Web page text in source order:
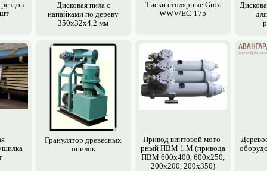
Дисковая пила с
напайками по дереву
350х32х4,2 мм
Тиски столярные Groz
WWV/EC-175
Гранулятор древесных
опилок
Привод винтовой мото­
рный ПВМ 1.М (привода
ПВМ 600х400, 600х250,
200х200, 200х350)